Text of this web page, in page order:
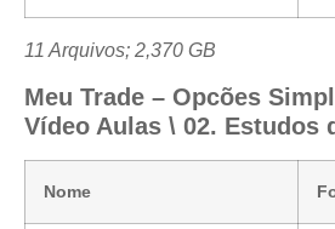
11 Arquivos; 2,370 GB
Meu Trade – Opcões
Vídeo Aulas \ 02. Estudos
Nome